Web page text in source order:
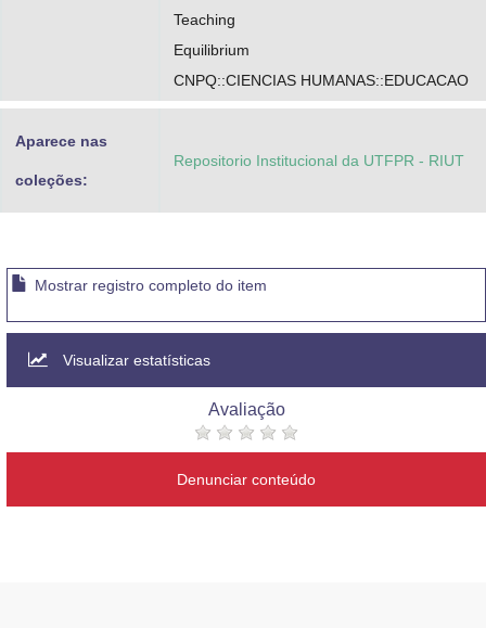
Teaching
Equilibrium
CNPQ::CIENCIAS HUMANAS::EDUCACAO
Aparece nas
coleções:
Repositorio Institucional da UTFPR - RIUT
Mostrar registro completo do item
Visualizar estatísticas
Avaliação
Denunciar conteúdo